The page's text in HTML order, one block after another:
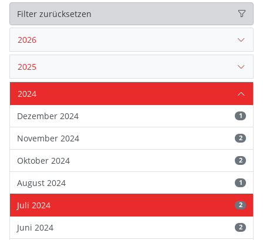
Filter zurücksetzen
2026
2025
2024
Dezember 2024
1
November 2024 2
Oktober 2024 2
August 2024 1
Juli 2024 2
Juni 2024 2